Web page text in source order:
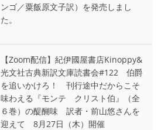
ンゴ／粟飯原文子訳）を発売しまし
た。
【Zoom配信】紀伊國屋書店Kinoppy&
光文社古典新訳文庫読書会#122 伯爵
を追いかけろ！ 刊行途中だからこそ
味わえる『モンテ゠クリスト伯』（全
６巻）の醍醐味 訳者・前山悠さんを
迎えて 8月27日（木）開催